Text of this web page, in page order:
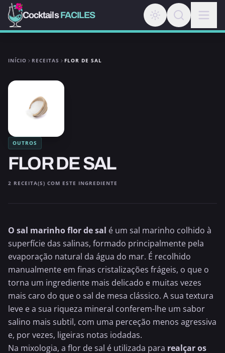
CocktailsFACILES
INÍCIO RECEITAS FLOR DE SAL
OUTROS
FLOR DE SAL
2 RECEITA(S) COM ESTE INGREDIENTE
O sal marinho flor de sal é um sal marinho colhido à
superfície das salinas, formado principalmente pela
evaporação natural da água do mar. É recolhido
manualmente em finas cristalizações frágeis, o que o
torna um ingrediente mais delicado e muitas vezes
mais caro do que o sal de mesa clássico. A sua textura
leve e a sua riqueza mineral conferem-lhe um sabor
salino mais subtil, com uma perceção menos agressiva
e, por vezes, ligeiras notas iodadas.
Na mixologia, a flor de sal é utilizada para realçar os